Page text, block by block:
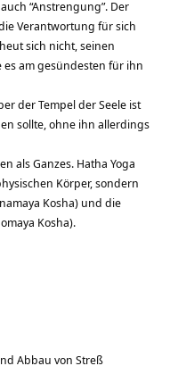
“Anstrengung”. Der
Verantwortung für sich
sich nicht, seinen
es am gesündesten für ihn
der Tempel der Seele ist
sollte, ohne ihn allerdings
als Ganzes. Hatha Yoga
Körper, sondern
Kosha) und die
Kosha).
Abbau von Streß